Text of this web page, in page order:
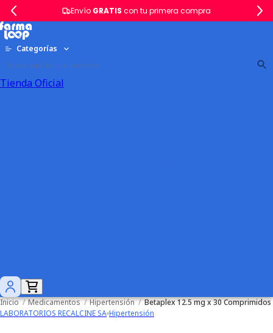
Envío GRATIS con tu primera compra
Categorías
Tienda Oficial
Inicio / Medicamentos / Hipertensión / Betaplex 12.5 mg x 30 Comprimidos
LABORATORIOS RECALCINE SA Hipertensión